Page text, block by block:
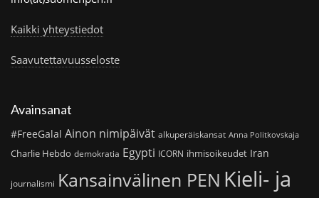
Kaikki yhteystiedot
Saavutettavuusseloste
Avainsanat
#FreeGalal Ainon nimipäivät alkuperäiskansat Anna Politkovskaja
Charlie Hebdo demokratia Egypti ICORN ihmisoikeudet Iran
journalismi Kansainvälinen PEN Kieli- ja